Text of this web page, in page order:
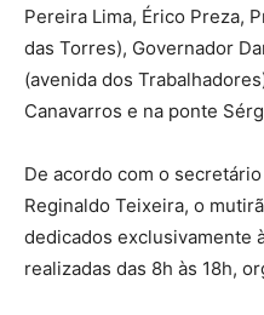
Pereira Lima, Érico Preza,
das Torres), Governador
(avenida dos
Canavarros e na ponte
De acordo com o
Reginaldo Teixeira, o
dedicados exclusivamente
realizadas das 8h às 18h,